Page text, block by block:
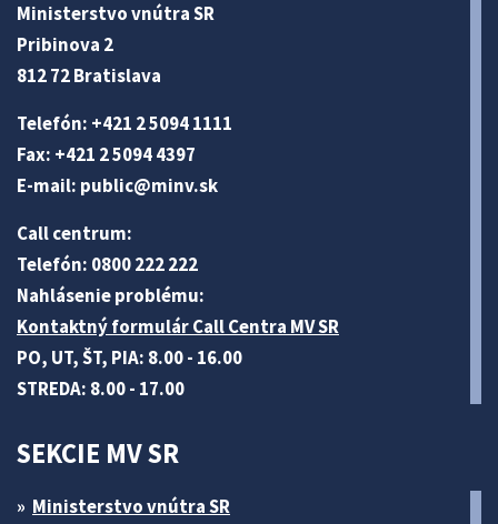
Ministerstvo vnútra SR
Pribinova 2
812 72 Bratislava
Telefón: +421 2 5094 1111
Fax: +421 2 5094 4397
E-mail: public@minv.sk
Call centrum:
Telefón: 0800 222 222
Nahlásenie problému:
Kontaktný formulár Call Centra MV SR
PO, UT, ŠT, PIA: 8.00 - 16.00
STREDA: 8.00 - 17.00
SEKCIE MV SR
Ministerstvo vnútra SR